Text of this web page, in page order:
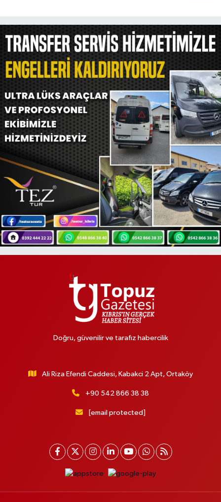
Doğru, güvenilir ve tarafız habercilik
Ali Riza Efendi Caddesi, Kabakci 2 Apt, Ortaköy
+90 542 866 38 38
[email protected]